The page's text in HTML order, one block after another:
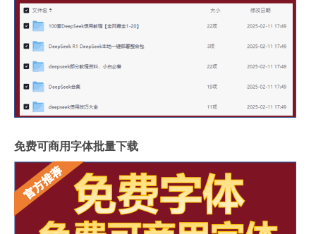
免费可商用字体批量下载